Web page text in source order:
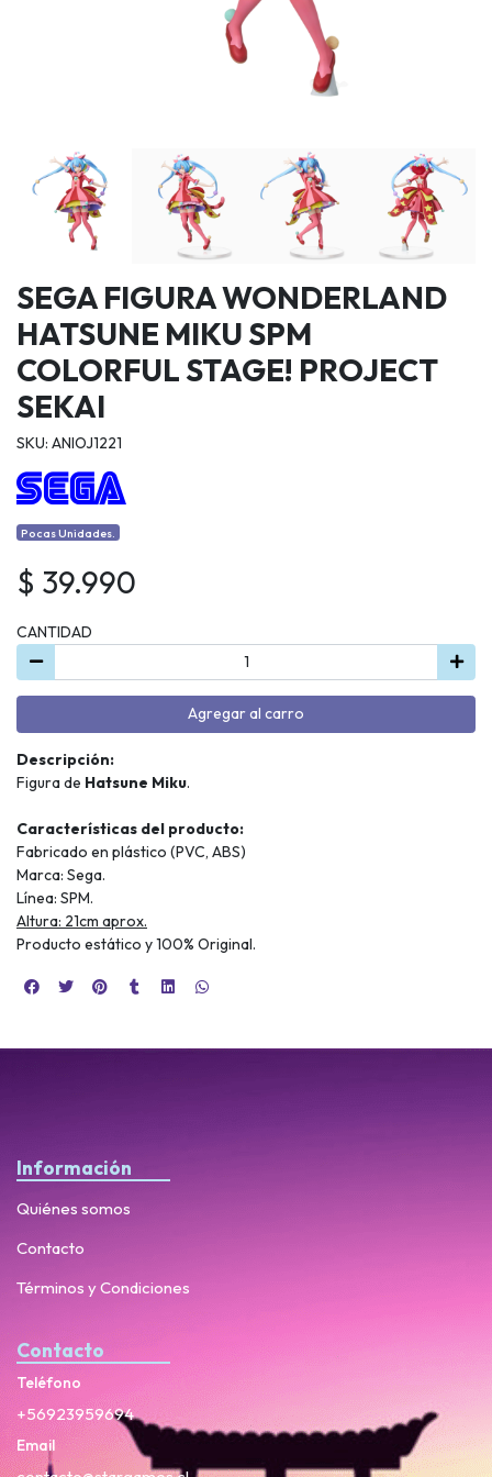
SEGA FIGURA WONDERLAND
HATSUNE MIKU SPM
COLORFUL STAGE! PROJECT
SEKAI
SKU: ANIOJ1221
Pocas Unidades.
$ 39.990
CANTIDAD
Agregar al carro
Descripción:
Figura de Hatsune Miku.
Características del producto:
Fabricado en plástico (PVC, ABS)
Marca: Sega.
Línea: SPM.
Altura: 21cm aprox.
Producto estático y 100% Original.
Información
Quiénes somos
Contacto
Términos y Condiciones
Contacto
Teléfono
+56923959694
Email